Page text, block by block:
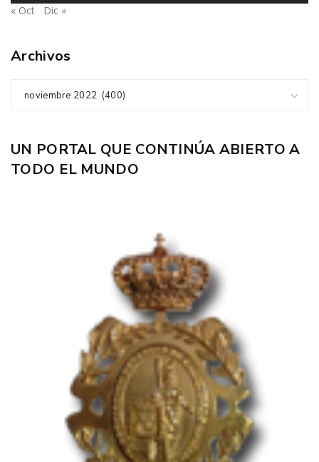
« Oct Dic »
Archivos
noviembre 2022 (400)
UN PORTAL QUE CONTINÚA ABIERTO A
TODO EL MUNDO